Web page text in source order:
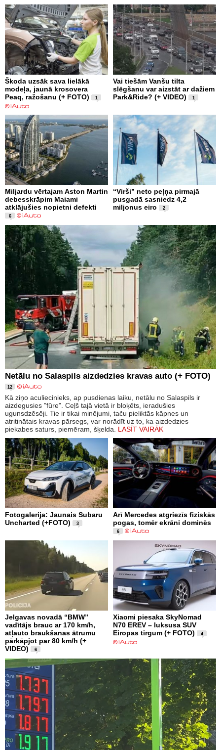
Škoda uzsāk sava lielākā
modeļa, jaunā krosovera
Peaq, ražošanu (+ FOTO)
1
Vai tiešām Vanšu tilta
slēgšanu var aizstāt ar dažiem
Park&Ride? (+ VIDEO)
1
Miljardu vērtajam Aston Martin
debesskrāpim Maiami
atklājušies nopietni defekti
6
“Virši” neto peļņa pirmajā
pusgadā sasniedz 4,2
miljonus eiro
2
Netālu no Salaspils aizdedzies kravas auto (+ FOTO)
12
Kā ziņo aculiecinieks, ap pusdienas laiku, netālu no Salaspils ir
aizdegusies "fūre". Ceļš tajā vietā ir bloķēts, ieradušies
ugunsdzēsēji. Tie ir tikai minējumi, taču pieliktās kāpnes un
atritinātais kravas pārsegs, var norādīt uz to, ka aizdedzies
piekabes saturs, piemēram, šķelda. LASĪT VAIRĀK
Fotogalerija: Jaunais Subaru
Uncharted (+FOTO)
3
Arī Mercedes atgriezīs fiziskās
pogas, tomēr ekrāni dominēs
6
Jelgavas novadā “BMW”
vadītājs brauc ar 170 km/h,
atļauto braukšanas ātrumu
pārkāpjot par 80 km/h (+
VIDEO)
6
Xiaomi piesaka SkyNomad
N70 EREV – luksusa SUV
Eiropas tirgum (+ FOTO)
4